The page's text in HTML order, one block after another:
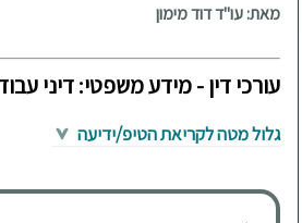
מאת: עו"ד דוד מימון
עורכי דין - מידע משפטי: דיני
גלול מטה לקריאת הטיפ/ידיעה